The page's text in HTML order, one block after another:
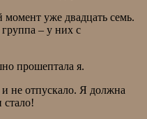
уже двадцать семь.
– у них с
прошептала я.
не отпускало. Я должна